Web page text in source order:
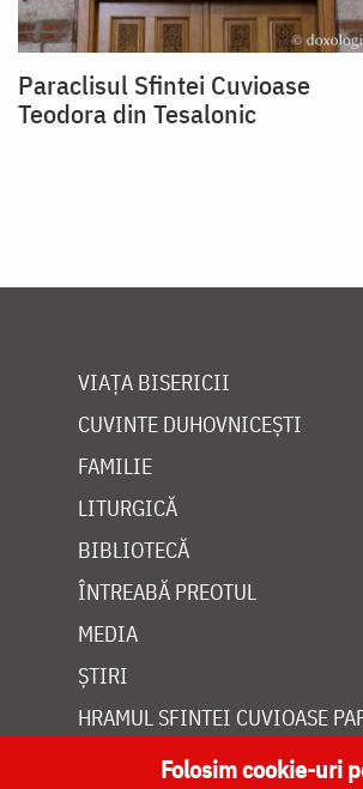
Paraclisul Sfintei Cuvioase
Teodora din Tesalonic
VIAȚA BISERICII
CUVINTE DUHOVNICEȘTI
FAMILIE
LITURGICĂ
BIBLIOTECĂ
ÎNTREABĂ PREOTUL
MEDIA
ȘTIRI
HRAMUL SFINTEI CUVIOASE
Folosim cookie-uri